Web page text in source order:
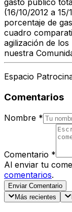
gasto público
(16/10/2012 a
porcentaje de
cuadro
agilización de
nuestra
Espacio
Comentarios
Nombre *
Comentario *
Al enviar tu
comentarios.
Enviar Comentario
Más recientes